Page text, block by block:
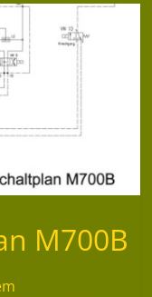
M700B